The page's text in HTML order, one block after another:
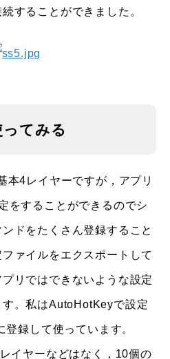
することができました。
てみる
4レイヤーですが，アプリ
をすることができるのでシ
ドをたくさん登録すること
ァイルをエクスポートして
リではできないような設定
。私はAutoHotKeyで設定
録して使っています。
イヤーなどはなく，10個の